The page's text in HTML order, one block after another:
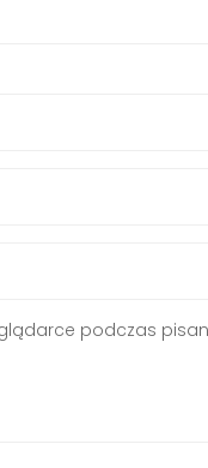
podczas